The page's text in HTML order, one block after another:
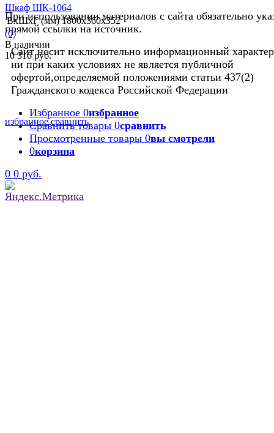
избранное сравнить
Шкаф ШК-1064
ВхШхГ (мм) 1800х360х352
(0)
В наличии
10 316 руб.
При использовании материалов с сайта обязательно
прямой ссылки на источник.
Сайт носит исключительно информационный
ни при каких условиях не является публичной
офертой,определяемой положениями статьи 437(2)
Гражданского кодекса Российской Федерации
Избранное 0избранное
Сравнить товары 0сравнить
Просмотренные товары 0вы смотрели
0корзина
0 0 руб.